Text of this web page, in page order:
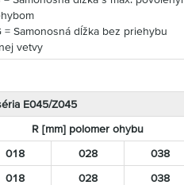
= Samonosná dĺžka bez priehybu
vetvy
E045/Z045
R [mm] polomer ohybu
018 028
038
018 028 038